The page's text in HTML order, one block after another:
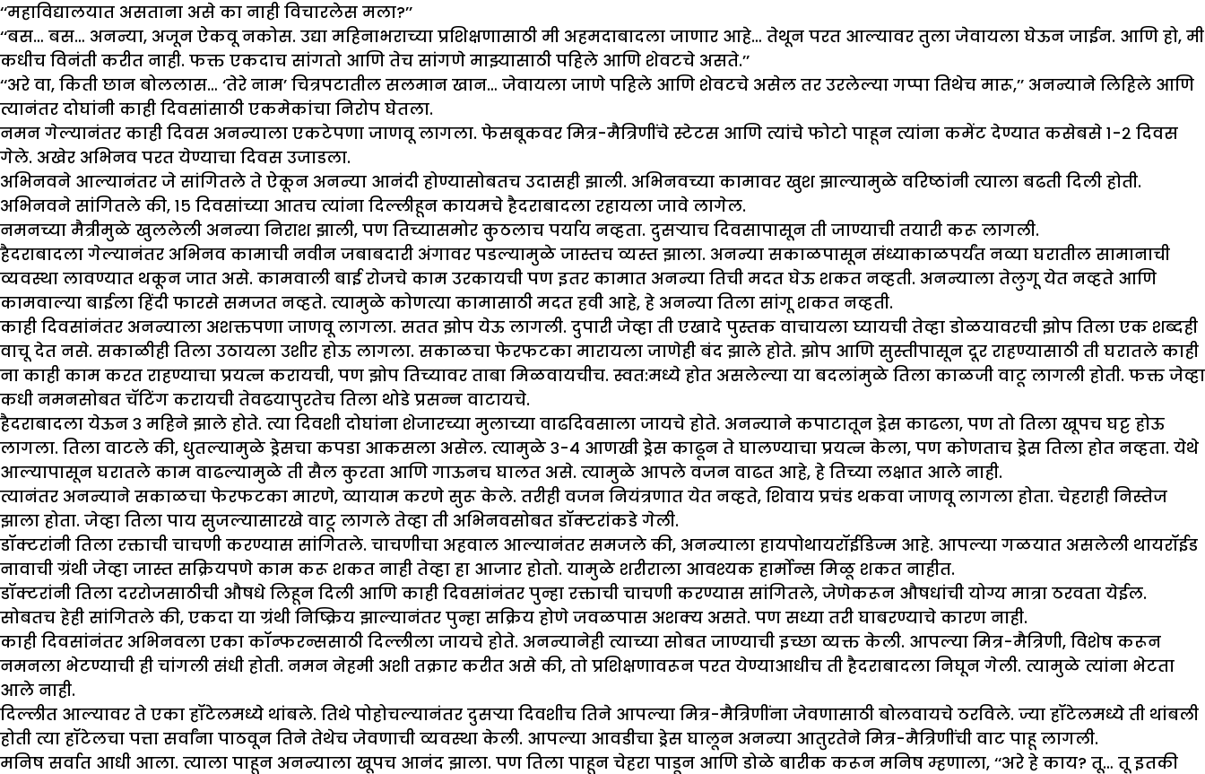
‘‘महाविद्यालयात असताना असे का नाही विचारलेस मला?’’
‘‘बस… बस… अनन्या, अजून ऐकवू नकोस. उद्या महिनाभराच्या प्रशिक्षणासाठी मी अहमदाबादला जाणार आहे… तेथून परत आल्यावर तुला जेवायला घेऊन जाईन. आणि हो, मी
कधीच विनंती करीत नाही. फक्त एकदाच सांगतो आणि तेच सांगणे माझ्यासाठी पहिले आणि शेवटचे असते.’’
‘‘अरे वा, किती छान बोललास… ‘तेरे नाम’ चित्रपटातील सलमान खान… जेवायला जाणे पहिले आणि शेवटचे असेल तर उरलेल्या गप्पा तिथेच मारू,’’ अनन्याने लिहिले आणि
त्यानंतर दोघांनी काही दिवसांसाठी एकमेकांचा निरोप घेतला.
नमन गेल्यानंतर काही दिवस अनन्याला एकटेपणा जाणवू लागला. फेसबूकवर मित्र-मैत्रिणींचे स्टेटस आणि त्यांचे फोटो पाहून त्यांना कमेंट देण्यात कसेबसे १-२ दिवस
गेले. अखेर अभिनव परत येण्याचा दिवस उजाडला.
अभिनवने आल्यानंतर जे सांगितले ते ऐकून अनन्या आनंदी होण्यासोबतच उदासही झाली. अभिनवच्या कामावर खुश झाल्यामुळे वरिष्ठांनी त्याला बढती दिली होती.
अभिनवने सांगितले की, १५ दिवसांच्या आतच त्यांना दिल्लीहून कायमचे हैदराबादला रहायला जावे लागेल.
नमनच्या मैत्रीमुळे खुललेली अनन्या निराश झाली, पण तिच्यासमोर कुठलाच पर्याय नव्हता. दुसऱ्याच दिवसापासून ती जाण्याची तयारी करू लागली.
हैदराबादला गेल्यानंतर अभिनव कामाची नवीन जबाबदारी अंगावर पडल्यामुळे जास्तच व्यस्त झाला. अनन्या सकाळपासून संध्याकाळपर्यंत नव्या घरातील सामानाची
व्यवस्था लावण्यात थकून जात असे. कामवाली बाई रोजचे काम उरकायची पण इतर कामात अनन्या तिची मदत घेऊ शकत नव्हती. अनन्याला तेलुगू येत नव्हते आणि
कामवाल्या बाईला हिंदी फारसे समजत नव्हते. त्यामुळे कोणत्या कामासाठी मदत हवी आहे, हे अनन्या तिला सांगू शकत नव्हती.
काही दिवसांनंतर अनन्याला अशक्तपणा जाणवू लागला. सतत झोप येऊ लागली. दुपारी जेव्हा ती एखादे पुस्तक वाचायला घ्यायची तेव्हा डोळयावरची झोप तिला एक शब्दही
वाचू देत नसे. सकाळीही तिला उठायला उशीर होऊ लागला. सकाळचा फेरफटका मारायला जाणेही बंद झाले होते. झोप आणि सुस्तीपासून दूर राहण्यासाठी ती घरातले काही
ना काही काम करत राहण्याचा प्रयत्न करायची, पण झोप तिच्यावर ताबा मिळवायचीच. स्वत:मध्ये होत असलेल्या या बदलांमुळे तिला काळजी वाटू लागली होती. फक्त जेव्हा
कधी नमनसोबत चॅटिंग करायची तेवढयापुरतेच तिला थोडे प्रसन्न वाटायचे.
हैदराबादला येऊन ३ महिने झाले होते. त्या दिवशी दोघांना शेजारच्या मुलाच्या वाढदिवसाला जायचे होते. अनन्याने कपाटातून ड्रेस काढला, पण तो तिला खूपच घट्ट होऊ
लागला. तिला वाटले की, धुतल्यामुळे ड्रेसचा कपडा आकसला असेल. त्यामुळे ३-४ आणखी ड्रेस काढून ते घालण्याचा प्रयत्न केला, पण कोणताच ड्रेस तिला होत नव्हता. येथे
आल्यापासून घरातले काम वाढल्यामुळे ती सैल कुरता आणि गाऊनच घालत असे. त्यामुळे आपले वजन वाढत आहे, हे तिच्या लक्षात आले नाही.
त्यानंतर अनन्याने सकाळचा फेरफटका मारणे, व्यायाम करणे सुरू केले. तरीही वजन नियंत्रणात येत नव्हते, शिवाय प्रचंड थकवा जाणवू लागला होता. चेहराही निस्तेज
झाला होता. जेव्हा तिला पाय सुजल्यासारखे वाटू लागले तेव्हा ती अभिनवसोबत डॉक्टरांकडे गेली.
डॉक्टरांनी तिला रक्ताची चाचणी करण्यास सांगितले. चाचणीचा अहवाल आल्यानंतर समजले की, अनन्याला हायपोथायरॉईडिज्म आहे. आपल्या गळयात असलेली थायरॉईड
नावाची ग्रंथी जेव्हा जास्त सक्रियपणे काम करू शकत नाही तेव्हा हा आजार होतो. यामुळे शरीराला आवश्यक हार्मोन्स मिळू शकत नाहीत.
डॉक्टरांनी तिला दररोजसाठीची औषधे लिहून दिली आणि काही दिवसांनंतर पुन्हा रक्ताची चाचणी करण्यास सांगितले, जेणेकरून औषधांची योग्य मात्रा ठरवता येईल.
सोबतच हेही सांगितले की, एकदा या ग्रंथी निष्क्रिय झाल्यानंतर पुन्हा सक्रिय होणे जवळपास अशक्य असते. पण सध्या तरी घाबरण्याचे कारण नाही.
काही दिवसांनंतर अभिनवला एका कॉन्फरन्ससाठी दिल्लीला जायचे होते. अनन्यानेही त्याच्या सोबत जाण्याची इच्छा व्यक्त केली. आपल्या मित्र-मैत्रिणी, विशेष करून
नमनला भेटण्याची ही चांगली संधी होती. नमन नेहमी अशी तक्रार करीत असे की, तो प्रशिक्षणावरून परत येण्याआधीच ती हैदराबादला निघून गेली. त्यामुळे त्यांना भेटता
आले नाही.
दिल्लीत आल्यावर ते एका हॉटेलमध्ये थांबले. तिथे पोहोचल्यानंतर दुसऱ्या दिवशीच तिने आपल्या मित्र-मैत्रिणींना जेवणासाठी बोलवायचे ठरविले. ज्या हॉटेलमध्ये ती थांबली
होती त्या हॉटेलचा पत्ता सर्वांना पाठवून तिने तेथेच जेवणाची व्यवस्था केली. आपल्या आवडीचा ड्रेस घालून अनन्या आतुरतेने मित्र-मैत्रिणींची वाट पाहू लागली.
मनिष सर्वात आधी आला. त्याला पाहून अनन्याला खूपच आनंद झाला. पण तिला पाहून चेहरा पाडून आणि डोळे बारीक करून मनिष म्हणाला, ‘‘अरे हे काय? तू… तू इतकी